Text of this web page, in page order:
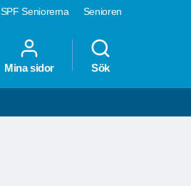
SPF Seniorerna Senioren
Mina sidor Sök